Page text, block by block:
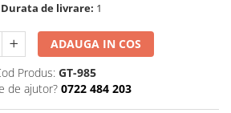
Durata de livrare: 1
ADAUGA IN COS
Produs: GT-985
de ajutor? 0722 484 203